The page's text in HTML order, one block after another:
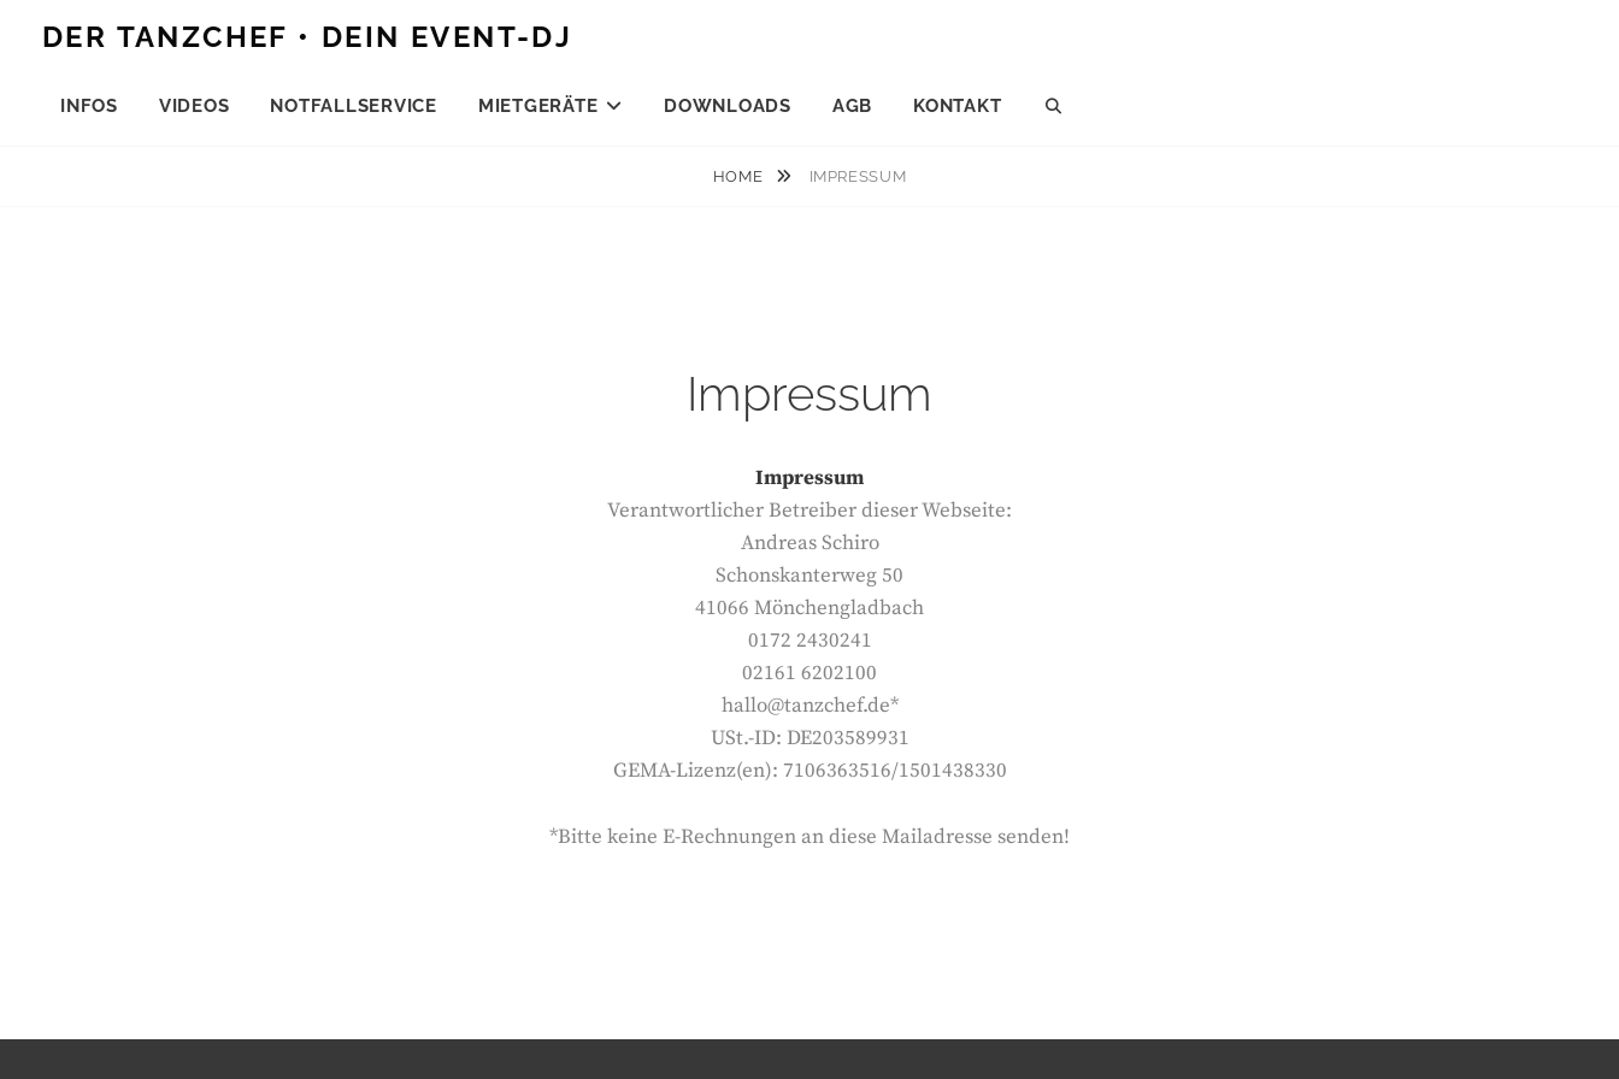
DER TANZCHEF • DEIN EVENT-DJ
INFOS VIDEOS NOTFALLSERVICE MIETGERÄTE DOWNLOADS AGB KONTAKT
HOME IMPRESSUM
Impressum
Impressum
Verantwortlicher Betreiber dieser Webseite:
Andreas Schiro
Schonskanterweg 50
41066 Mönchengladbach
0172 2430241
02161 6202100
hallo@tanzchef.de*
USt.-ID: DE203589931
GEMA-Lizenz(en): 7106363516/1501438330
*Bitte keine E-Rechnungen an diese Mailadresse senden!